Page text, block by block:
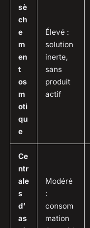
sè
ch
e
m
en
t
os
m
oti
qu
e
Élevé :
solution
inerte,
sans
produit
actif
Ce
ntr
ale
s
d’
as
Modéré
:
consom
mation